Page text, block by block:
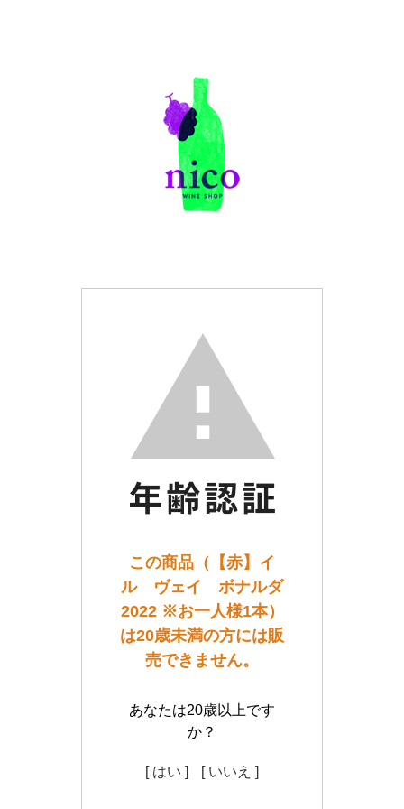
この商品（【赤】イ
ル ヴェイ ボナルダ
2022 ※お一人様1本）
は20歳未満の方には販
売できません。
あなたは20歳以上です
か？
[ はい ] [ いいえ ]